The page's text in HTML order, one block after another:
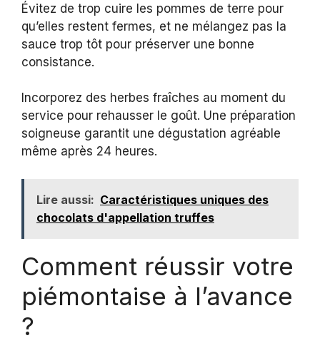
Évitez de trop cuire les pommes de terre pour
qu’elles restent fermes, et ne mélangez pas la
sauce trop tôt pour préserver une bonne
consistance.
Incorporez des herbes fraîches au moment du
service pour rehausser le goût. Une préparation
soigneuse garantit une dégustation agréable
même après 24 heures.
Lire aussi: Caractéristiques uniques des
chocolats d'appellation truffes
Comment réussir votre
piémontaise à l’avance
?